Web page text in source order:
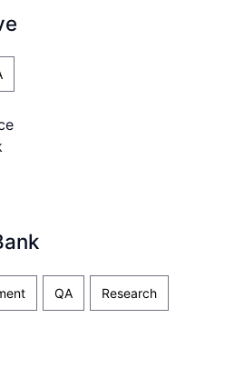
QA Research